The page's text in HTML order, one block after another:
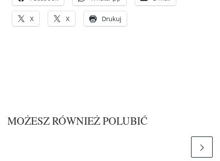
X X Drukuj
MOŻESZ RÓWNIEŻ POLUBIĆ